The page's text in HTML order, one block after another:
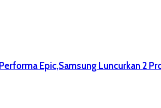
Epic,Samsung Luncurkan 2